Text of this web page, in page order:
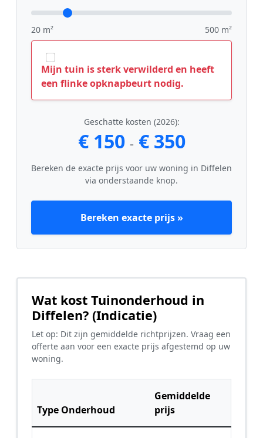
20 m² 500 m²
Mijn tuin is sterk verwilderd en heeft
een flinke opknapbeurt nodig.
Geschatte kosten (2026):
€ 150 - € 350
Bereken de exacte prijs voor uw woning in Diffelen
via onderstaande knop.
Bereken exacte prijs »
Wat kost Tuinonderhoud in
Diffelen? (Indicatie)
Let op: Dit zijn gemiddelde richtprijzen. Vraag een
offerte aan voor een exacte prijs afgestemd op uw
woning.
Type Onderhoud
Gemiddelde
prijs